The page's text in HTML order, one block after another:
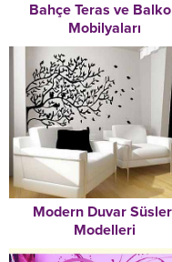
Bahçe Teras ve
Mobilyaları
Modern Duvar
Modelleri